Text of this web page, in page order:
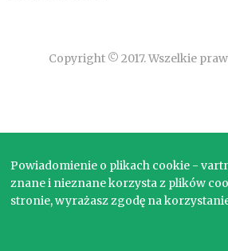
Copyright © 2017. Wszelkie
Powiadomienie o plikach cookie -
znane i nieznane korzysta z plików
stronie, wyrażasz zgodę na